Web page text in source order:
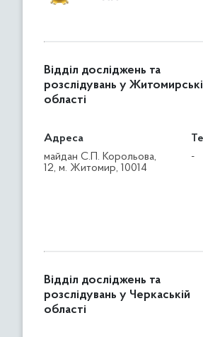
Відділ досліджень та
розслідувань у
області
Адреса
майдан С.П. Корольова,
12, м. Житомир, 10014
-
Відділ досліджень та
розслідувань у Черкаській
області